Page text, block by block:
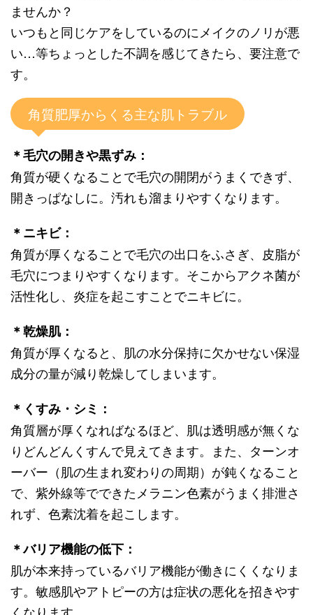
ませんか？
いつもと同じケアをしているのにメイクのノリが悪
い…等ちょっとした不調を感じてきたら、要注意で
す。
角質肥厚からくる主な肌トラブル
＊毛穴の開きや黒ずみ：
角質が硬くなることで毛穴の開閉がうまくできず、
開きっぱなしに。汚れも溜まりやすくなります。
＊ニキビ：
角質が厚くなることで毛穴の出口をふさぎ、皮脂が
毛穴につまりやすくなります。そこからアクネ菌が
活性化し、炎症を起こすことでニキビに。
＊乾燥肌：
角質が厚くなると、肌の水分保持に欠かせない保湿
成分の量が減り乾燥してしまいます。
＊くすみ・シミ：
角質層が厚くなればなるほど、肌は透明感が無くな
りどんどんくすんで見えてきます。また、ターンオ
ーバー（肌の生まれ変わりの周期）が鈍くなること
で、紫外線等でできたメラニン色素がうまく排泄さ
れず、色素沈着を起こします。
＊バリア機能の低下：
肌が本来持っているバリア機能が働きにくくなりま
す。敏感肌やアトピーの方は症状の悪化を招きやす
くなります。